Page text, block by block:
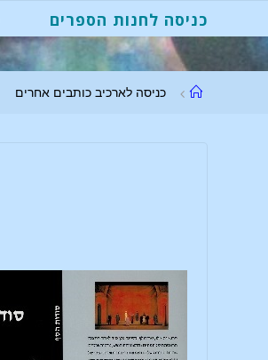
כניסה לחנות הספרים
עמודכניסה לארכיב כותבים אחרים